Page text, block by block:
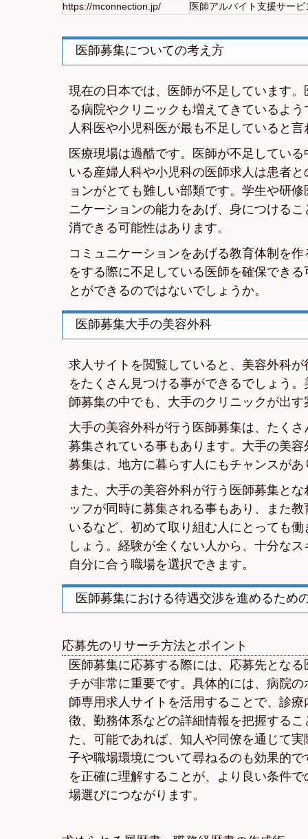
https://mconnection.jp/
医師アルバイト支援サービ
医師募集についての考え方
現在の日本では、医師が不足しています
る病院やクリニックも増えてきているよ
人科医や小児科医が最も不足していると
医療現場は過酷です。医師が不足してい
いる産婦人科や小児科の医師求人は患者
ョンがとても難しい部類です。学生や研
ニケーションの能力をあげ、身につける
消できる可能性はあります。
コミュニケーションをあげる教育体制を
をする際に不足している医師を確保でき
とができるのではないでしょうか。
医師募集大手の美容外科
求人サイトを閲覧していると、美容外科が
をたくさん見つける事ができるでしょう
師募集の中でも、大手のクリニックが出
大手の美容外科が行う医師募集は、たく
募集されている事もあります。大手の美
募集は、地方に暮らす人にもチャンスがあ
また、大手の美容外科が行う医師募集と
ッフが同時に募集される事もあり、また
いるなど、初めて取り組む人にとっても
しょう。経験が全くない人から、十分な
自分に合う職場を選択できます。
医師募集における待遇交渉を進めるため
応募先のリサーチ方法とポイント
医師募集に応募する際には、応募先とな
チが非常に重要です。具体的には、病院
師専用求人サイトを活用することで、診
徴、勤務体系などの詳細情報を把握する
た、可能であれば、知人や同僚を通じて
子や職場環境について尋ねるのも効果的
を正確に理解することが、より良い条件
場選びにつながります。